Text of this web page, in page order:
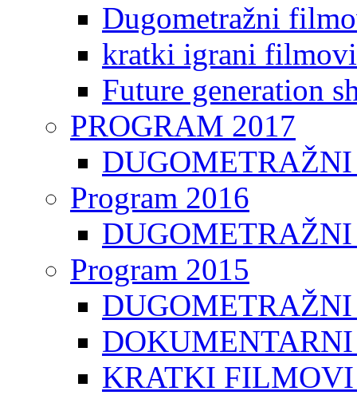
Dugometražni
kratki igrani filmovi
Future generation
PROGRAM 2017
Program 2016
Program 2015
KRATKI FILMOVI